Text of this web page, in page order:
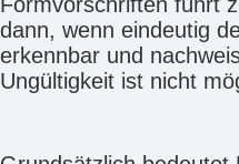
dann, wenn eindeutig
erkennbar und
Ungültigkeit ist nicht